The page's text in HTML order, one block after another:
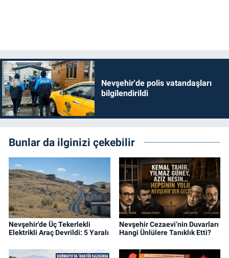
Nevşehir'de polis vatandaşları
bilgilendirildi
Bunlar da ilginizi çekebilir
Nevşehir'de Üç Tekerlekli
Elektrikli Araç Devrildi: 5 Yaralı
Nevşehir Cezaevi’nin Duvarları
Hangi Ünlülere Tanıklık Etti?